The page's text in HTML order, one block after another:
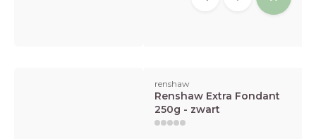
renshaw
Renshaw Extra Fondant
250g - zwart